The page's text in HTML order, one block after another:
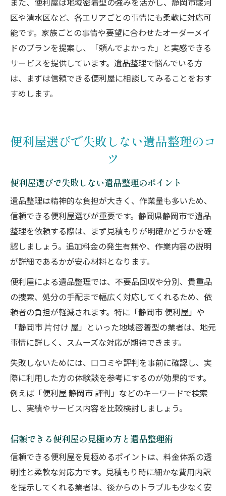
また、便利屋は地域密着型の強みを活かし、静岡市駿河
区や清水区など、各エリアごとの事情にも柔軟に対応可
能です。家族ごとの事情や要望に合わせたオーダーメイ
ドのプランを提案し、「頼んでよかった」と実感できる
サービスを提供しています。遺品整理で悩んでいる方
は、まずは信頼できる便利屋に相談してみることをおす
すめします。
便利屋選びで失敗しない遺品整理のコ
ツ
便利屋選びで失敗しない遺品整理のポイント
遺品整理は精神的な負担が大きく、作業量も多いため、
信頼できる便利屋選びが重要です。静岡県静岡市で遺品
整理を依頼する際は、まず見積もりが明確かどうかを確
認しましょう。追加料金の発生有無や、作業内容の説明
が詳細であるかが安心材料となります。
便利屋による遺品整理では、不要品回収や分別、貴重品
の捜索、処分の手配まで幅広く対応してくれるため、依
頼者の負担が軽減されます。特に「静岡市 便利屋」や
「静岡市 片付け 屋」といった地域密着型の業者は、地元
事情に詳しく、スムーズな対応が期待できます。
失敗しないためには、口コミや評判を事前に確認し、実
際に利用した方の体験談を参考にするのが効果的です。
例えば「便利屋 静岡市 評判」などのキーワードで検索
し、実績やサービス内容を比較検討しましょう。
信頼できる便利屋の見極め方と遺品整理術
信頼できる便利屋を見極めるポイントは、料金体系の透
明性と柔軟な対応力です。見積もり時に細かな費用内訳
を提示してくれる業者は、後からのトラブルも少なく安